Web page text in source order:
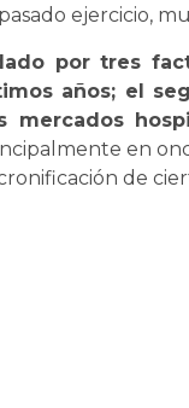
ejercicio,
por tres
años; el
mercados
en
de